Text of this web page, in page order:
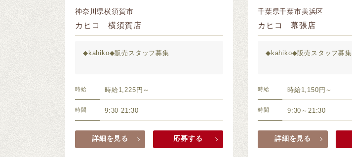
神奈川県横須賀市
カヒコ 横須賀店
◆kahiko◆販売スタッフ募集
時給 時給1,225円～
時間 9:30-21:30
詳細を見る 応募する
千葉県千葉市美浜区
カヒコ 幕張店
◆kahiko◆販売スタッフ募集
時給 時給1,150円～
時間 9:30～21:30
詳細を見る